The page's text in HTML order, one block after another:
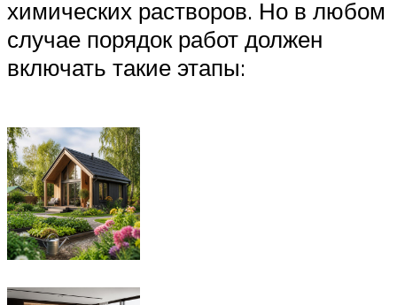
химических растворов. Но в любом
случае порядок работ должен
включать такие этапы: